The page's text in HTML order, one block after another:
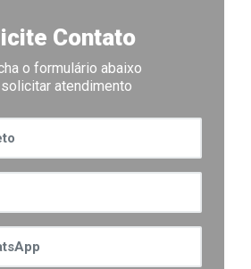
Contato
o formulário abaixo
atendimento